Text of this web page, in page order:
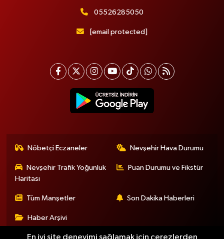
05526285050
[email protected]
Nöbetçi Eczaneler Nevşehir Hava Durumu
Nevşehir Trafik Yoğunluk
Haritası
Puan Durumu ve Fikstür
Tüm Manşetler Son Dakika Haberleri
Haber Arşivi
En iyi site deneyimi sağlamak için çerezlerden